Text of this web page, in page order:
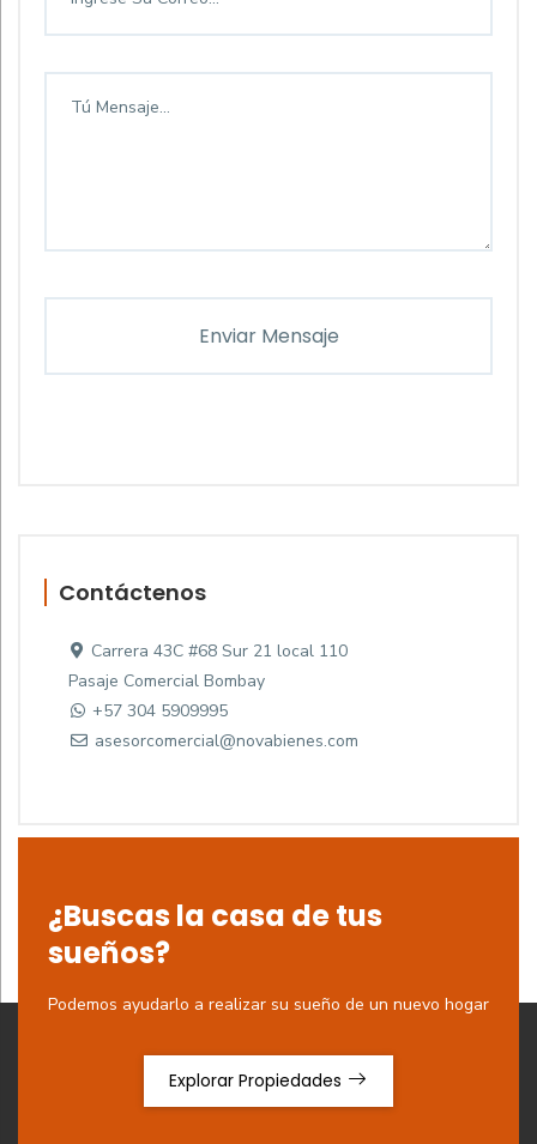
Contáctenos
Carrera 43C #68 Sur 21 local 110
Pasaje Comercial Bombay
+57 304 5909995
asesorcomercial@novabienes.com
¿Buscas la casa de tus
sueños?
Podemos ayudarlo a realizar su sueño de un nuevo hogar
Explorar Propiedades